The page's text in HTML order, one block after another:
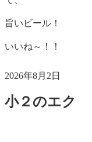
旨いビール！
いいね～！！
投
日:
2026年8月2日
小２のエク